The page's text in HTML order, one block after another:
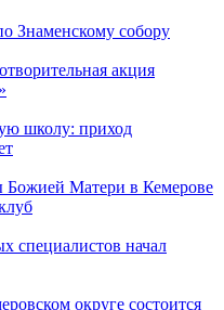
Знаменскому собору
акция
школу: приход
Божией Матери в Кемерове
специалистов начал
округе состоится